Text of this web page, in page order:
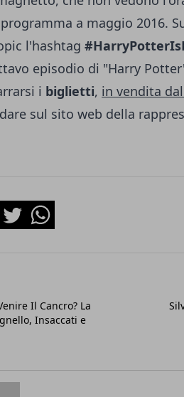
a maggio 2016.
l'hashtag
episodio di "Harry
i biglietti, in vendita
sul sito web della
TwitterWhatsapp
Il Cancro? La
Insaccati e